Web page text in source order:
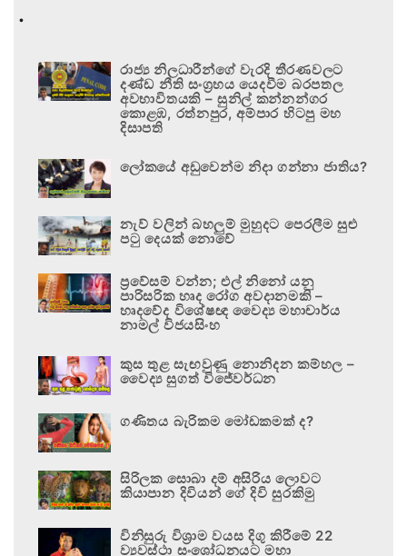
.
රාජ්‍ය නිලධාරීන්ගේ වැරදි තීරණවලට
දණ්ඩ නීති සංග්‍රහය යෙදවීම බරපතල
අවභාවිතයකි – සුනිල් කන්නන්ගර
කොළඹ, රත්නපුර, අම්පාර හිටපු මහ
දිසාපති
ලෝකයේ අඩුවෙන්ම නිදා ගන්නා ජාතිය?
නැව් වලින් බහලුම් මුහුදට පෙරලීම සුළු
පටු දෙයක් නොවේ
ප්‍රවේසම් වන්න; එල් නිනෝ යනු
පාරිසරික හෘද රෝග අවදානමකි –
හෘදවේද විශේෂඥ වෛද්‍ය මහාචාර්ය
නාමල් විජයසිංහ
කුස තුළ සැඟවුණු නොනිදන කම්හල –
වෛද්‍ය සුගත් විජේවර්ධන
ගණිතය බැරිකම මෝඩකමක් ද?
සිරිලක සොබා දම් අසිරිය ලොවට
කියාපාන දිවියන් ගේ දිවි සුරකිමු
විනිසුරු විශ්‍රාම වයස දිගු කිරීමේ 22
ව්‍යවස්ථා සංශෝධනයට මහා